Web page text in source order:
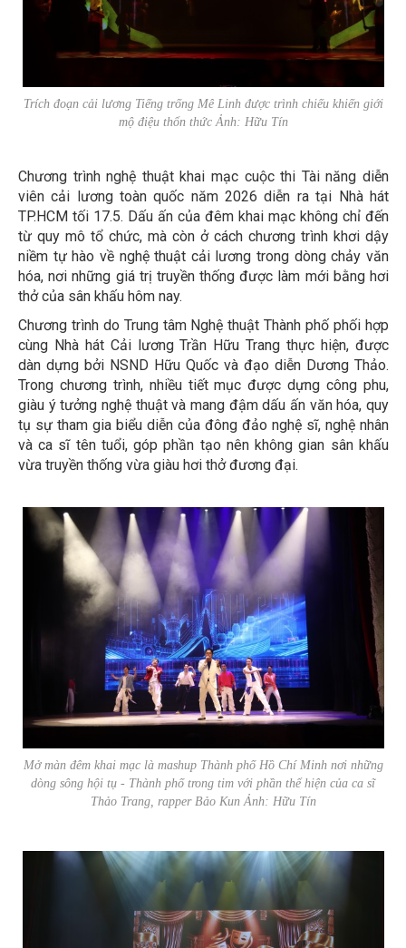
Trích đoạn cải lương Tiếng trống Mê Linh được trình chiếu khiến giới
mộ điệu thổn thức Ảnh: Hữu Tín
Chương trình nghệ thuật khai mạc cuộc thi Tài năng diễn
viên cải lương toàn quốc năm 2026 diễn ra tại Nhà hát
TP.HCM tối 17.5. Dấu ấn của đêm khai mạc không chỉ đến
từ quy mô tổ chức, mà còn ở cách chương trình khơi dậy
niềm tự hào về nghệ thuật cải lương trong dòng chảy văn
hóa, nơi những giá trị truyền thống được làm mới bằng hơi
thở của sân khấu hôm nay.
Chương trình do Trung tâm Nghệ thuật Thành phố phối hợp
cùng Nhà hát Cải lương Trần Hữu Trang thực hiện, được
dàn dựng bởi NSND Hữu Quốc và đạo diễn Dương Thảo.
Trong chương trình, nhiều tiết mục được dựng công phu,
giàu ý tưởng nghệ thuật và mang đậm dấu ấn văn hóa, quy
tụ sự tham gia biểu diễn của đông đảo nghệ sĩ, nghệ nhân
và ca sĩ tên tuổi, góp phần tạo nên không gian sân khấu
vừa truyền thống vừa giàu hơi thở đương đại.
Mở màn đêm khai mạc là mashup Thành phố Hồ Chí Minh nơi những
dòng sông hội tụ - Thành phố trong timvới phần thể hiện của ca sĩ
Thảo Trang, rapper Bảo Kun Ảnh: Hữu Tín